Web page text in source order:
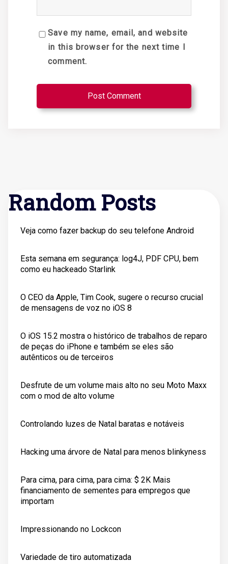
Save my name, email, and website
in this browser for the next time I
comment.
Random Posts
Veja como fazer backup do seu telefone Android
Esta semana em segurança: log4J, PDF CPU, bem
como eu hackeado Starlink
O CEO da Apple, Tim Cook, sugere o recurso crucial
de mensagens de voz no iOS 8
O iOS 15.2 mostra o histórico de trabalhos de reparo
de peças do iPhone e também se eles são
autênticos ou de terceiros
Desfrute de um volume mais alto no seu Moto Maxx
com o mod de alto volume
Controlando luzes de Natal baratas e notáveis ​​
Hacking uma árvore de Natal para menos blinkyness
Para cima, para cima, para cima: $ 2K Mais
financiamento de sementes para empregos que
importam
Impressionando no Lockcon
Variedade de tiro automatizada